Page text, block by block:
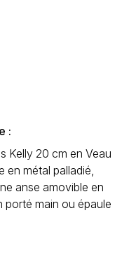
:
Kelly 20 cm en Veau
en métal palladié,
anse amovible en
porté main ou épaule